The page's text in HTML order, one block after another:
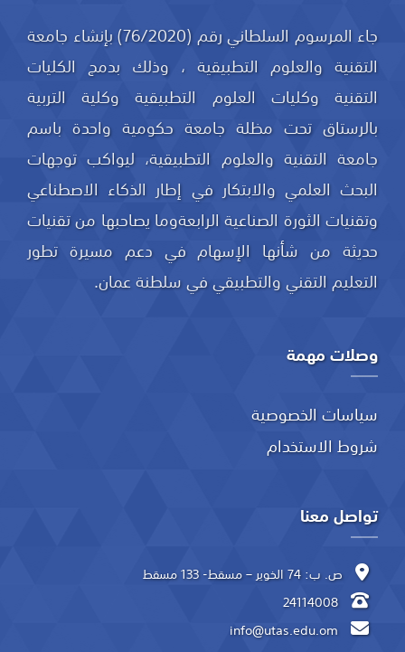
جاء المرسوم السلطاني رقم (76/2020) بإنشاء جامعة
التقنية والعلوم التطبيقية ، وذلك بدمج الكليات
التقنية وكليات العلوم التطبيقية وكلية التربية
بالرستاق تحت مظلة جامعة حكومية واحدة باسم
جامعة التقنية والعلوم التطبيقية، ليواكب توجهات
البحث العلمي والابتكار في إطار الذكاء الاصطناعي
وتقنيات الثورة الصناعية الرابعةوما يصاحبها من تقنيات
حديثة من شأنها الإسهام في دعم مسيرة تطور
التعليم التقني والتطبيقي في سلطنة عمان.
وصلات مهمة
سياسات الخصوصية
شروط الاستخدام
تواصل معنا
ص. ب: 74 الخوير – مسقط- 133 مسقط
24114008